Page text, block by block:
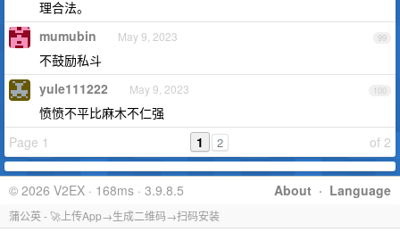
理合法。
99
mumubin May 9, 2023
不鼓励私斗
100
yule111222 May 9, 2023
愤愤不平比麻木不仁强
Page 1
of 2
1 2
About · Language
© 2026 V2EX · 168ms · 3.9.8.5
蒲公英 - 🚀上传App→生成二维码→扫码安装